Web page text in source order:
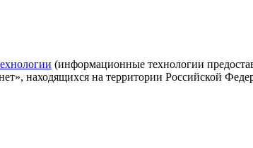
(информационные технологии
находящихся на территории Российской